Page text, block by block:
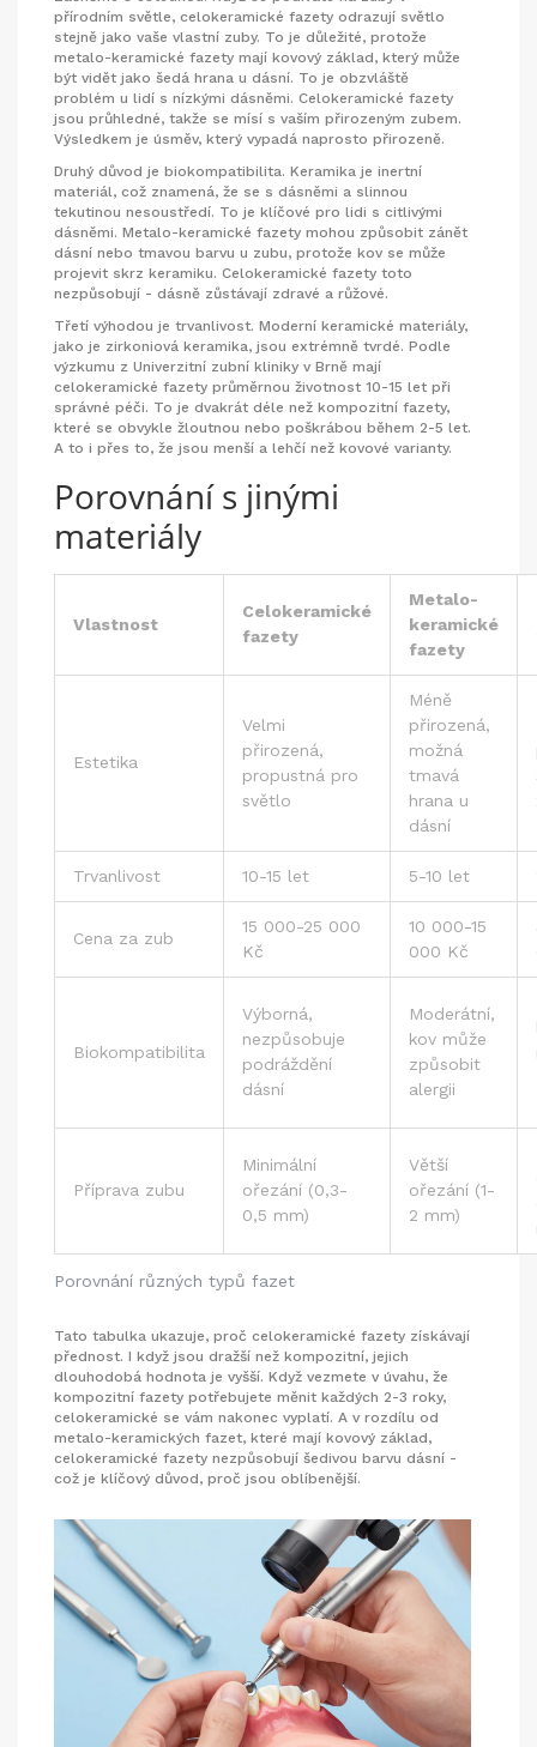
přírodním světle, celokeramické fazety odrazují světlo
stejně jako vaše vlastní zuby. To je důležité, protože
metalo-keramické fazety mají kovový základ, který může
být vidět jako šedá hrana u dásní. To je obzvláště
problém u lidí s nízkými dásněmi. Celokeramické fazety
jsou průhledné, takže se mísí s vaším přirozeným zubem.
Výsledkem je úsměv, který vypadá naprosto přirozeně.
Druhý důvod je biokompatibilita. Keramika je inertní
materiál, což znamená, že se s dásněmi a slinnou
tekutinou nesoustředí. To je klíčové pro lidi s citlivými
dásněmi. Metalo-keramické fazety mohou způsobit zánět
dásní nebo tmavou barvu u zubu, protože kov se může
projevit skrz keramiku. Celokeramické fazety toto
nezpůsobují - dásně zůstávají zdravé a růžové.
Třetí výhodou je trvanlivost. Moderní keramické materiály,
jako je zirkoniová keramika, jsou extrémně tvrdé. Podle
výzkumu z Univerzitní zubní kliniky v Brně mají
celokeramické fazety průměrnou životnost 10-15 let při
správné péči. To je dvakrát déle než kompozitní fazety,
které se obvykle žloutnou nebo poškrábou během 2-5 let.
A to i přes to, že jsou menší a lehčí než kovové varianty.
Porovnání s jinými
materiály
Porovnání různých typů fazet
Vlastnost
Celokeramické
fazety
Metalo-
keramické
fazety
Estetika
Velmi
přirozená,
propustná pro
světlo
Méně
přirozená,
možná
tmavá
hrana u
dásní
Trvanlivost 10-15 let 5-10 let
Cena za zub
15 000-25 000
Kč
10 000-15
000 Kč
Biokompatibilita
Výborná,
nezpůsobuje
podráždění
dásní
Moderátní,
kov může
způsobit
alergii
Příprava zubu
Minimální
ořezání (0,3-
0,5 mm)
Větší
ořezání (1-
2 mm)
Tato tabulka ukazuje, proč celokeramické fazety získávají
přednost. I když jsou dražší než kompozitní, jejich
dlouhodobá hodnota je vyšší. Když vezmete v úvahu, že
kompozitní fazety potřebujete měnit každých 2-3 roky,
celokeramické se vám nakonec vyplatí. A v rozdílu od
metalo-keramických fazet, které mají kovový základ,
celokeramické fazety nezpůsobují šedivou barvu dásní -
což je klíčový důvod, proč jsou oblíbenější.